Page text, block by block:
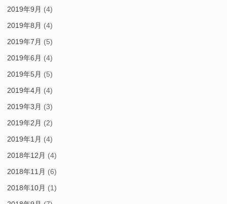
2019年9月 (4)
2019年8月 (4)
2019年7月 (5)
2019年6月 (4)
2019年5月 (5)
2019年4月 (4)
2019年3月 (3)
2019年2月 (2)
2019年1月 (4)
2018年12月 (4)
2018年11月 (6)
2018年10月 (1)